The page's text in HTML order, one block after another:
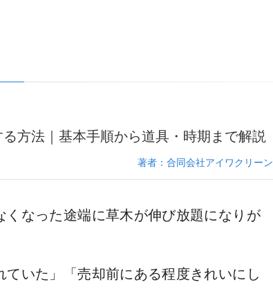
方法｜基本手順から道具・時期まで解説
著者：合同会社アイワクリーン
なった途端に草木が伸び放題になりが
ていた」「売却前にある程度きれいにし